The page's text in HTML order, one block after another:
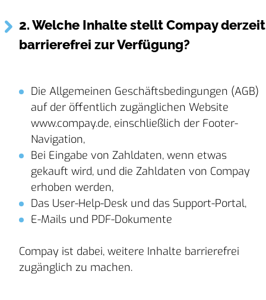
2. Welche Inhalte stellt Compay derzeit
barrierefrei zur Verfügung?
Die Allgemeinen Geschäftsbedingungen (AGB)
auf der öffentlich zugänglichen Website
www.compay.de, einschließlich der Footer-
Navigation,
Bei Eingabe von Zahldaten, wenn etwas
gekauft wird, und die Zahldaten von Compay
erhoben werden,
Das User-Help-Desk und das Support-Portal,
E-Mails und PDF-Dokumente
Compay ist dabei, weitere Inhalte barrierefrei
zugänglich zu machen.